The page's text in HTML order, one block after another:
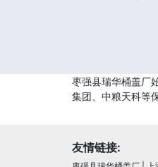
枣强县瑞华桶盖厂
集团、中粮天科等
友情链接: